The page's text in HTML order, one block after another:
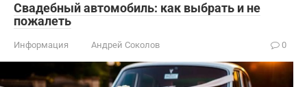
Свадебный автомобиль: как выбрать и не
пожалеть
Информация Андрей Соколов 0